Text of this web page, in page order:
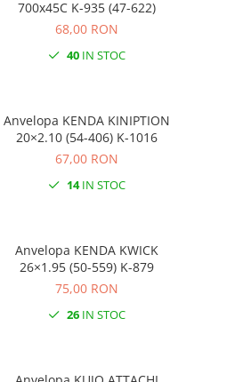
700x45C K-935 (47-622)
68,00 RON
40 IN STOC
Anvelopa KENDA KINIPTION
20×2.10 (54-406) K-1016
67,00 RON
14IN STOC
Anvelopa KENDA KWICK
26×1.95 (50-559) K-879
75,00 RON
26 IN STOC